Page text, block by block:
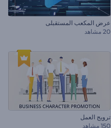
عرض المكعب المستقبلى
20 مشاهد
ترويج العمل
150 مشاهد